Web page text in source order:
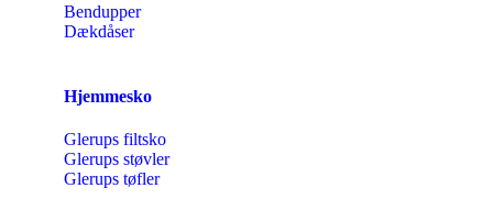
Bendupper
Dækdåser
Hjemmesko
Glerups filtsko
Glerups støvler
Glerups tøfler